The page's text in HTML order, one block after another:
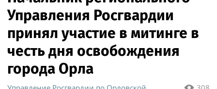
Управления Росгвардии
принял участие в митинге в
честь дня освобождения
города Орла